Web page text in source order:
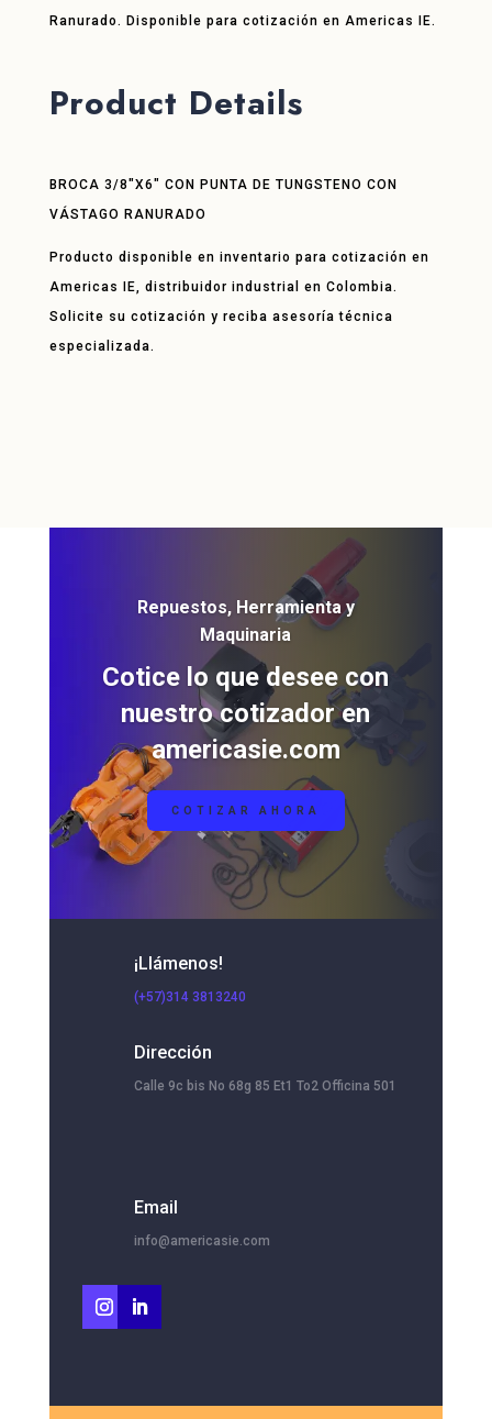
Ranurado. Disponible para cotización en Americas IE.
Product Details
BROCA 3/8″X6″ CON PUNTA DE TUNGSTENO CON
VÁSTAGO RANURADO
Producto disponible en inventario para cotización en
Americas IE, distribuidor industrial en Colombia.
Solicite su cotización y reciba asesoría técnica
especializada.
Repuestos, Herramienta y
Maquinaria
Cotice lo que desee con
nuestro cotizador en
americasie.com
COTIZAR AHORA
¡Llámenos!
(+57)314 3813240
Dirección
Calle 9c bis No 68g 85 Et1 To2 Officina 501
Email
info@americasie.com